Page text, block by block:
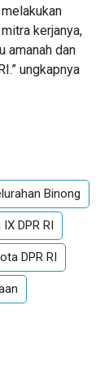
kerjanya,
amanah dan
ungkapnya
Binong
DPR RI
DPR RI